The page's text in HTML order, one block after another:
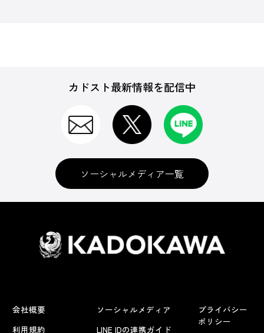
カドスト最新情報を配信中
ソーシャルメディア一覧
会社概要
利用規約
ソーシャルメディア
LINE IDの連携ガイド
プライバシー
ポリシー